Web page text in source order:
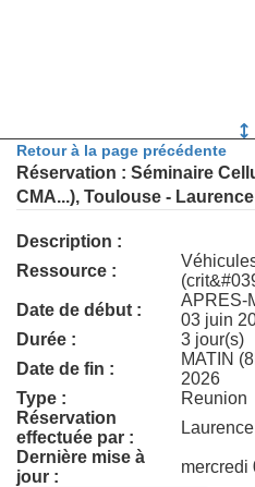
Retour à la page précédente
Réservation : Séminaire Cellule Accomp projet (AMI
CMA...), Toulouse -
Description :
Ressource :
Véhicules -
Date de début :
APRES-
03 juin
Durée :
3 jour(s)
Date de fin :
MATIN
2026
Type :
Reunion
Réservation
effectuée par :
Dernière mise à
jour :
mercredi